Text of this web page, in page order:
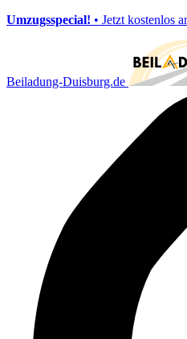
Umzugsspecial! • Jetzt kostenlos
Beiladung-Duisburg.de